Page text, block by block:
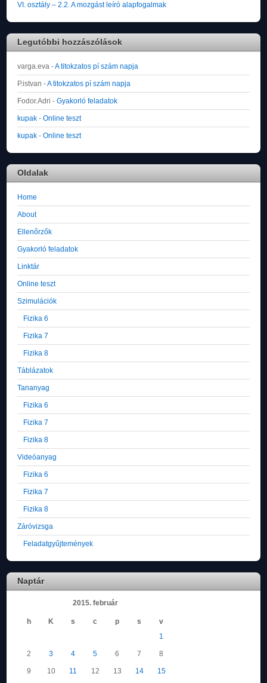
VI. osztály – 2.2. A mozgást leíró alapfogalmak
Legutóbbi hozzászólások
varga.eva -A titokzatos pí szám napja
P.istvan -A titokzatos pí szám napja
Fodor.Adri -Gyakorló feladatok
kupak -Online teszt
kupak -Online teszt
Oldalak
Home
About
Ellenőrzők
Gyakorló feladatok
Linktár
Online teszt
Szimulációk
Fizika 6
Fizika 7
Fizika 8
Táblázatok
Tananyag
Fizika 6
Fizika 7
Fizika 8
Videóanyag
Fizika 6
Fizika 7
Fizika 8
Záróvizsga
Feladatgyűjtemények
Naptár
2015. február
h K s c p s
v
1
2 3 4 5 6 7 8
9 10 11 12 13 14 15